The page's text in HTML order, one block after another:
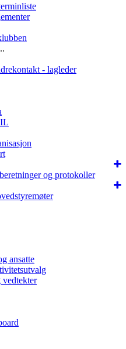
- lagleder
og protokoller
ansatte